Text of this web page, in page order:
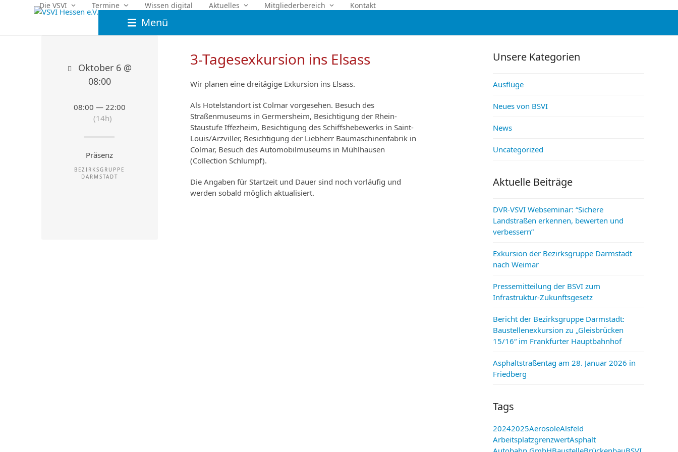
Die VSVI Termine Wissen digital Aktuelles Mitgliederbereich Kontakt
Menü
3-Tagesexkursion ins Elsass
Wir planen eine dreitägige Exkursion ins Elsass.
Als Hotelstandort ist Colmar vorgesehen. Besuch des
Straßenmuseums in Germersheim, Besichtigung der Rhein-
Staustufe Iffezheim, Besichtigung des Schiffshebewerks in Saint-
Louis/Arzviller, Besichtigung der Liebherr Baumaschinenfabrik in
Colmar, Besuch des Automobilmuseums in Mühlhausen
(Collection Schlumpf).
Die Angaben für Startzeit und Dauer sind noch vorläufig und
werden sobald möglich aktualisiert.
Oktober 6 @
08:00
08:00 — 22:00
(14h)
Präsenz
BEZIRKSGRUPPE
DARMSTADT
Unsere Kategorien
Ausflüge
Neues von BSVI
News
Uncategorized
Aktuelle Beiträge
DVR-VSVI Webseminar: “Sichere
Landstraßen erkennen, bewerten und
verbessern”
Exkursion der Bezirksgruppe Darmstadt
nach Weimar
Pressemitteilung der BSVI zum
Infrastruktur-Zukunftsgesetz
Bericht der Bezirksgruppe Darmstadt:
Baustellenexkursion zu „Gleisbrücken
15/16“ im Frankfurter Hauptbahnhof
Asphaltstraßentag am 28. Januar 2026 in
Friedberg
Tags
20242025AerosoleAlsfeld
ArbeitsplatzgrenzwertAsphalt